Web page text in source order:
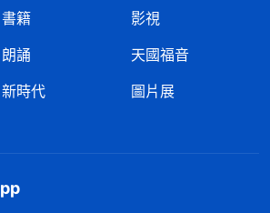
書籍
影視
朗誦
天國福音
新時代
圖片展